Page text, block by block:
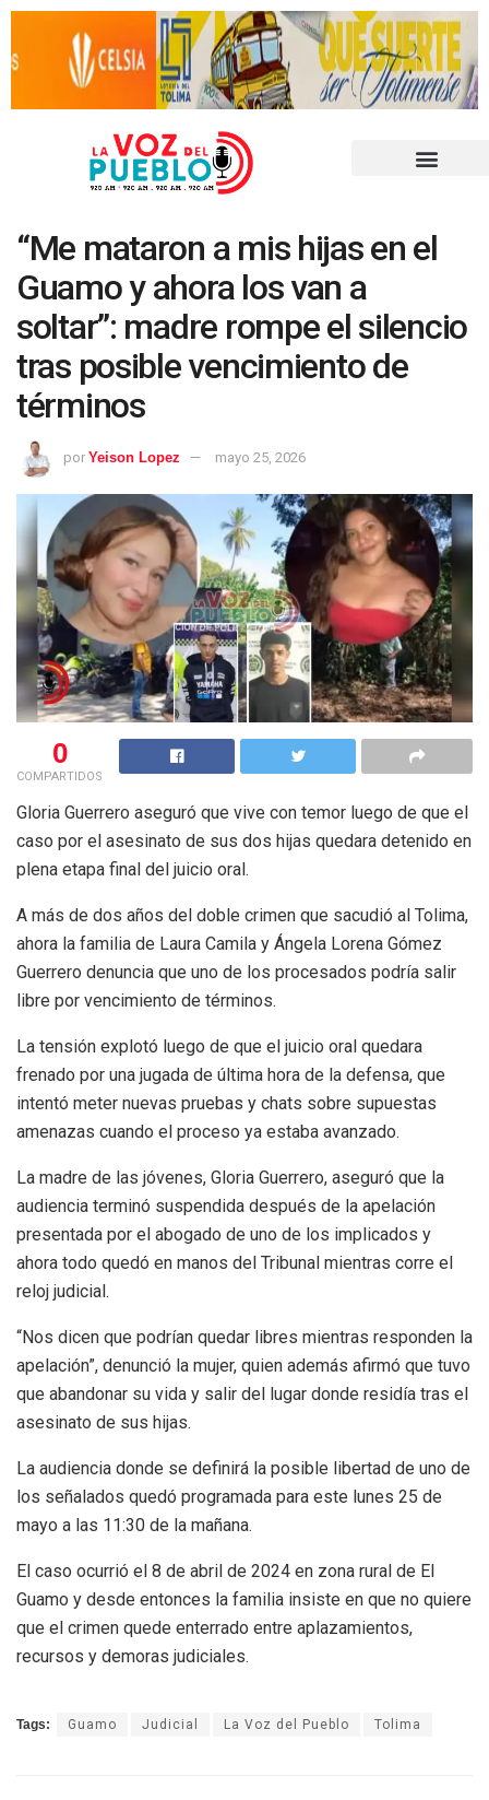
“Me mataron a mis hijas en el
Guamo y ahora los van a
soltar”: madre rompe el silencio
tras posible vencimiento de
términos
por Yeison Lopez mayo 25, 2026
0
COMPARTIDOS
Gloria Guerrero aseguró que vive con temor luego de que el
caso por el asesinato de sus dos hijas quedara detenido en
plena etapa final del juicio oral.
A más de dos años del doble crimen que sacudió al Tolima,
ahora la familia de Laura Camila y Ángela Lorena Gómez
Guerrero denuncia que uno de los procesados podría salir
libre por vencimiento de términos.
La tensión explotó luego de que el juicio oral quedara
frenado por una jugada de última hora de la defensa, que
intentó meter nuevas pruebas y chats sobre supuestas
amenazas cuando el proceso ya estaba avanzado.
La madre de las jóvenes, Gloria Guerrero, aseguró que la
audiencia terminó suspendida después de la apelación
presentada por el abogado de uno de los implicados y
ahora todo quedó en manos del Tribunal mientras corre el
reloj judicial.
“Nos dicen que podrían quedar libres mientras responden la
apelación”, denunció la mujer, quien además afirmó que tuvo
que abandonar su vida y salir del lugar donde residía tras el
asesinato de sus hijas.
La audiencia donde se definirá la posible libertad de uno de
los señalados quedó programada para este lunes 25 de
mayo a las 11:30 de la mañana.
El caso ocurrió el 8 de abril de 2024 en zona rural de El
Guamo y desde entonces la familia insiste en que no quiere
que el crimen quede enterrado entre aplazamientos,
recursos y demoras judiciales.
Tags: Guamo Judicial La Voz del Pueblo Tolima